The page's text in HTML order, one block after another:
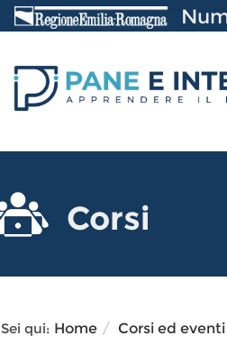
Corsi
Sei qui: Home Corsi ed eventi